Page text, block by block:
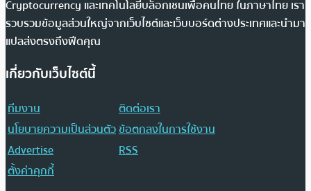
Cryptocurrency และเทคโนโลยีบล็อกเชนเพื่อคนไทย ในภาษาไทย เรา
รวบรวมข้อมูลส่วนใหญ่จากเว็บไซต์และเว็บบอร์ดต่างประเทศและนำมา
แปลส่งตรงถึงฟีดคุณ
เกี่ยวกับเว็บไซต์นี้
ทีมงาน
ติดต่อเรา
นโยบายความเป็นส่วนตัวข้อตกลงในการใช้งาน
Advertise
RSS
ตั้งค่าคุกกี้